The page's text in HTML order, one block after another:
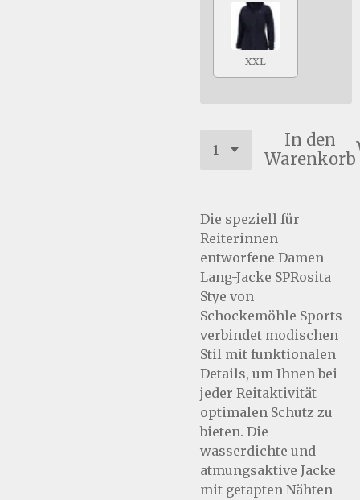
XXL
In den
Warenkorb
Die speziell für
Reiterinnen
entworfene Damen
Lang-Jacke SPRosita
Stye von
Schockemöhle Sports
verbindet modischen
Stil mit funktionalen
Details, um Ihnen bei
jeder Reitaktivität
optimalen Schutz zu
bieten. Die
wasserdichte und
atmungsaktive Jacke
mit getapten Nähten